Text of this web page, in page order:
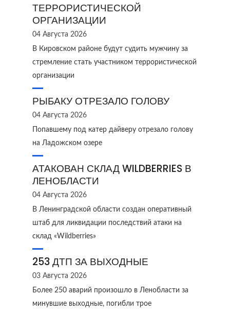
ТЕРРОРИСТИЧЕСКОЙ
ОРГАНИЗАЦИИ
04 Августа 2026
В Кировском районе будут судить мужчину за
стремление стать участником террористической
организации
РЫБАКУ ОТРЕЗАЛО ГОЛОВУ
04 Августа 2026
Попавшему под катер дайверу отрезало голову
на Ладожском озере
АТАКОВАН СКЛАД WILDBERRIES В
ЛЕНОБЛАСТИ
04 Августа 2026
В Ленинградской области создан оперативный
штаб для ликвидации последствий атаки на
склад «Wildberries»
253 ДТП ЗА ВЫХОДНЫЕ
03 Августа 2026
Более 250 аварий произошло в Ленобласти за
минувшие выходные, погибли трое